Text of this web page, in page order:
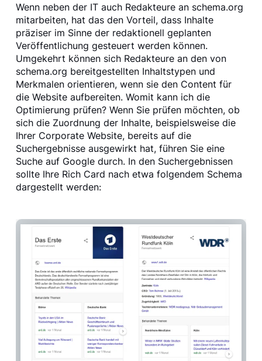
Wenn neben der IT auch Redakteure an schema.org
mitarbeiten, hat das den Vorteil, dass Inhalte
präziser im Sinne der redaktionell geplanten
Veröffentlichung gesteuert werden können.
Umgekehrt können sich Redakteure an den von
schema.org bereitgestellten Inhaltstypen und
Merkmalen orientieren, wenn sie den Content für
die Website aufbereiten. Womit kann ich die
Optimierung prüfen? Wenn Sie prüfen möchten, ob
sich die Zuordnung der Inhalte, beispielsweise die
Ihrer Corporate Website, bereits auf die
Suchergebnisse ausgewirkt hat, führen Sie eine
Suche auf Google durch. In den Suchergebnissen
sollte Ihre Rich Card nach etwa folgendem Schema
dargestellt werden: